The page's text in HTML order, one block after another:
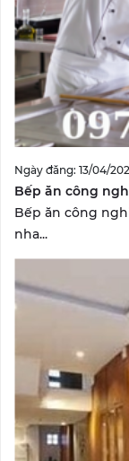
Ngày đăng: 13/04/
Bếp ăn công
Bếp ăn công
nha...